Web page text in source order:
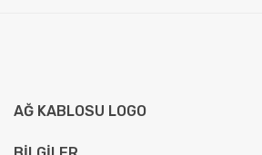
AĞ KABLOSU LOGO